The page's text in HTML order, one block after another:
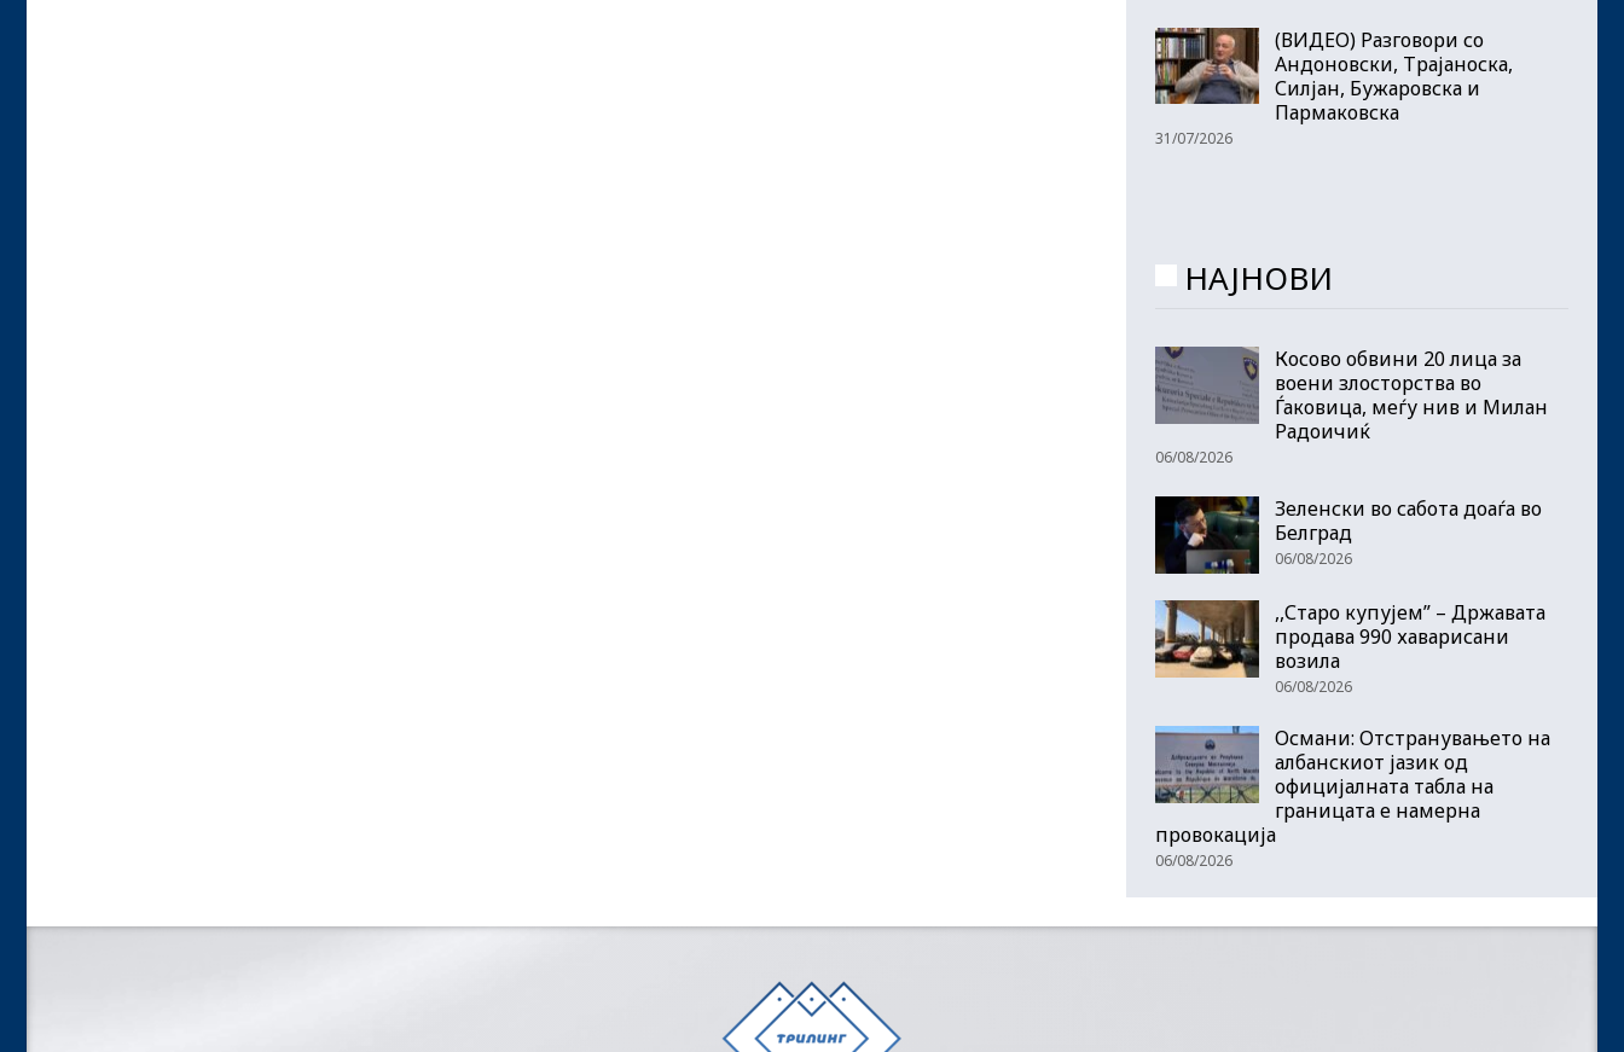
(ВИДЕО) Разговори со
Андоновски, Трајаноска,
Силјан, Бужаровска и
Пармаковска
31/07/2026
НАЈНОВИ
Косово обвини 20 лица за
воени злосторства во
Ѓаковица, меѓу нив и Милан
Радоичиќ
06/08/2026
Зеленски во сабота доаѓа во
Белград
06/08/2026
,,Старо купујем” – Државата
продава 990 хаварисани
возила
06/08/2026
Османи: Отстранувањето на
албанскиот јазик од
официјалната табла на
границата е намерна
провокација
06/08/2026